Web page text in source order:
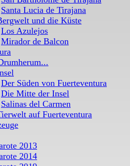
Santa Lucia de Tirajana
und die Küste
Los Azulejos
Mirador de Balcon
Der Süden von Fuerteventura
Die Mitte der Insel
Salinas del Carmen
auf Fuerteventura
2013
2014